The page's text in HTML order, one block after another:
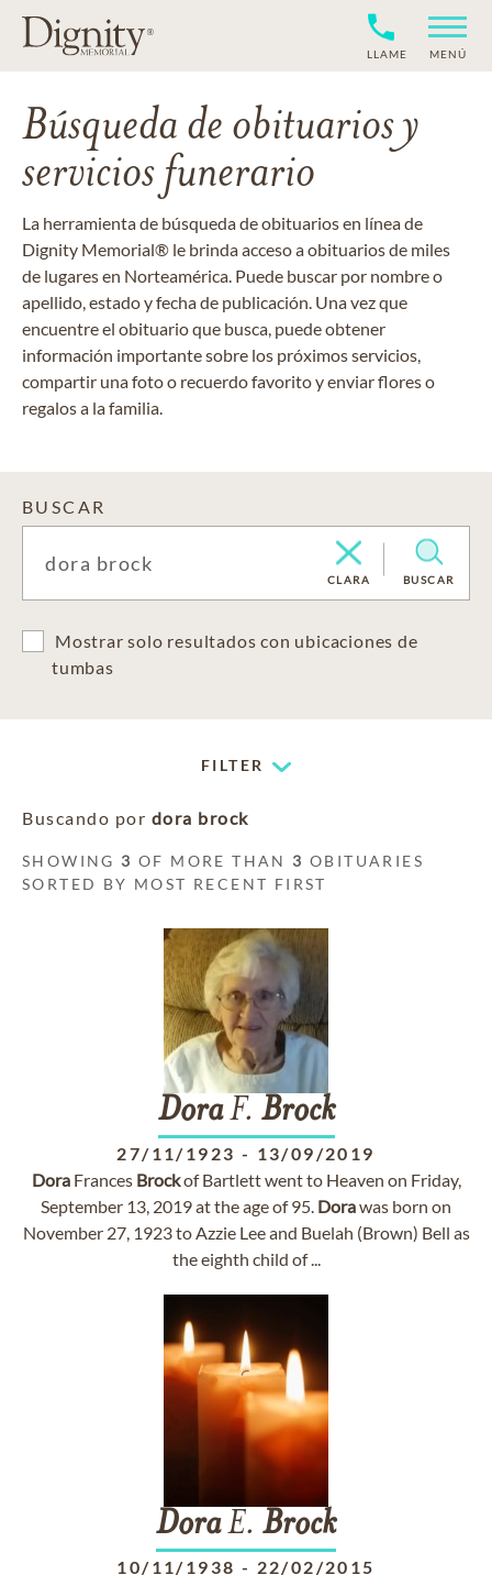
LLAME MENÚ
Búsqueda de obituarios y
servicios funerario
La herramienta de búsqueda de obituarios en línea de
Dignity Memorial® le brinda acceso a obituarios de miles
de lugares en Norteamérica. Puede buscar por nombre o
apellido, estado y fecha de publicación. Una vez que
encuentre el obituario que busca, puede obtener
información importante sobre los próximos servicios,
compartir una foto o recuerdo favorito y enviar flores o
regalos a la familia.
BUSCAR
CLARA BUSCAR
Mostrar solo resultados con ubicaciones de
tumbas
FILTER
Buscando por dora brock
SHOWING 3 OF MORE THAN 3 OBITUARIES
SORTED BY MOST RECENT FIRST
DoraF. Brock
27/11/1923 - 13/09/2019
DoraFrances Brockof Bartlett went to Heaven on Friday,
September 13, 2019 at the age of 95. Dorawas born on
November 27, 1923 to Azzie Lee and Buelah (Brown) Bell as
the eighth child of ...
DoraE. Brock
10/11/1938 - 22/02/2015